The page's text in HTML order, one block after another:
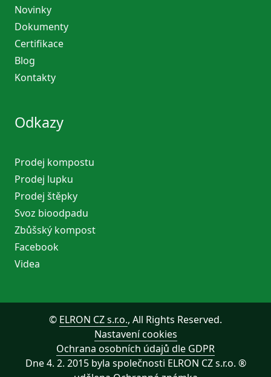
Novinky
Dokumenty
Certifikace
Blog
Kontakty
Odkazy
Prodej kompostu
Prodej lupku
Prodej štěpky
Svoz bioodpadu
Zbůšský kompost
Facebook
Videa
© ELRON CZ s.r.o., All Rights Reserved.
Nastavení cookies
Ochrana osobních údajů dle GDPR
Dne 4. 2. 2015 byla společnosti ELRON CZ s.r.o. ®